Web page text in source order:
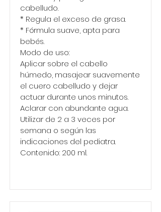
cabelludo.
* Regula el exceso de grasa.
* Fórmula suave, apta para
bebés.
Modo de uso:
Aplicar sobre el cabello
húmedo, masajear suavemente
el cuero cabelludo y dejar
actuar durante unos minutos.
Aclarar con abundante agua.
Utilizar de 2 a 3 veces por
semana o según las
indicaciones del pediatra.
Contenido: 200 ml.